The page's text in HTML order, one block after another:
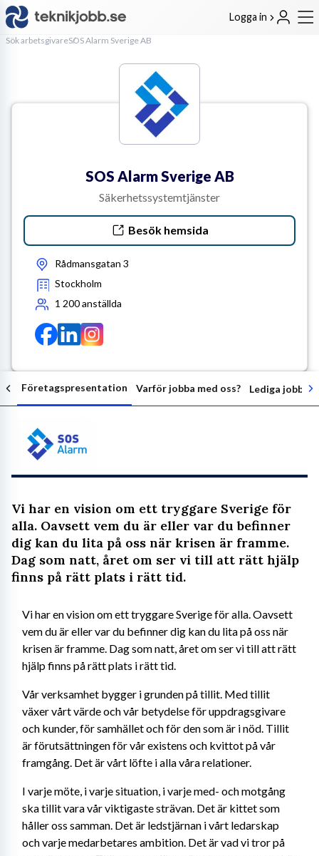
Logga in
Sök arbetsgivareSOS Alarm Sverige AB
SOS Alarm Sverige AB
Säkerhetssystemtjänster
Besök hemsida
Rådmansgatan 3
Stockholm
1 200anställda
Följ arbetsgivaren
Företagspresentation Varför jobba med oss? Lediga jobb
Vi har en vision om ett tryggare Sverige för
alla. Oavsett vem du är eller var du befinner
dig kan du lita på oss när krisen är framme.
Dag som natt, året om ser vi till att rätt hjälp
finns på rätt plats i rätt tid.
Vi har en vision om ett tryggare Sverige för alla. Oavsett
vem du är eller var du befinner dig kan du lita på oss när
krisen är framme. Dag som natt, året om ser vi till att rätt
hjälp finns på rätt plats i rätt tid.
Vår verksamhet bygger i grunden på tillit. Med tillit
växer vårt värde och vår betydelse för uppdragsgivare
och kunder, för samhället och för den som är i nöd. Tillit
är förutsättningen för vår existens och kvittot på vår
framgång. Det är vårt löfte i alla våra relationer.
I varje möte, i varje situation, i varje med- och motgång
ska tillit vara vår viktigaste strävan. Det är kittet som
håller oss samman. Det är ledstjärnan i vårt ledarskap
och varje medarbetares ambition. Det är vad vi tror på